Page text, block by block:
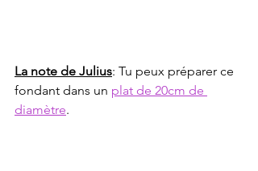
La note de Julius: Tu peux préparer ce
fondant dans un plat de 20cm de
diamètre.